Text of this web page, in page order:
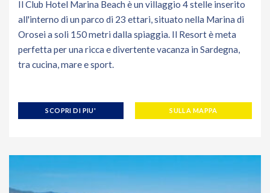
Il Club Hotel Marina Beach è un villaggio 4 stelle inserito
all'interno di un parco di 23 ettari, situato nella Marina di
Orosei a soli 150 metri dalla spiaggia. Il Resort è meta
perfetta per una ricca e divertente vacanza in Sardegna,
tra cucina, mare e sport.
SCOPRI DI PIU' SULLA MAPPA